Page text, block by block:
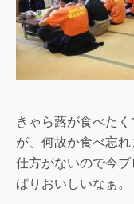
きゃら蕗が食べた
が、何故か食べ忘
仕方がないので今
ぱりおいしいなぁ。